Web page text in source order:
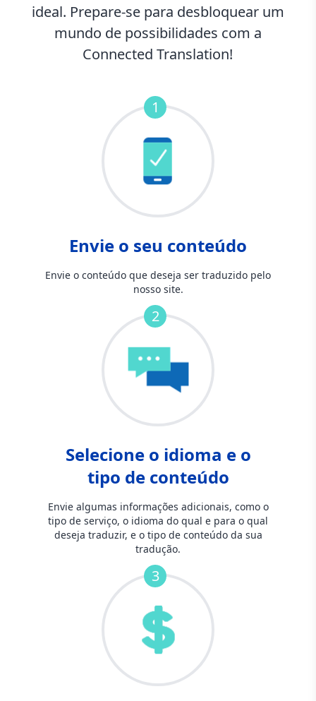
ideal. Prepare-se para desbloquear um
mundo de possibilidades com a
Connected Translation!
1
Envie o seu conteúdo
Envie o conteúdo que deseja ser traduzido pelo
nosso site.
2
Selecione o idioma e o
tipo de conteúdo
Envie algumas informações adicionais, como o
tipo de serviço, o idioma do qual e para o qual
deseja traduzir, e o tipo de conteúdo da sua
tradução.
3